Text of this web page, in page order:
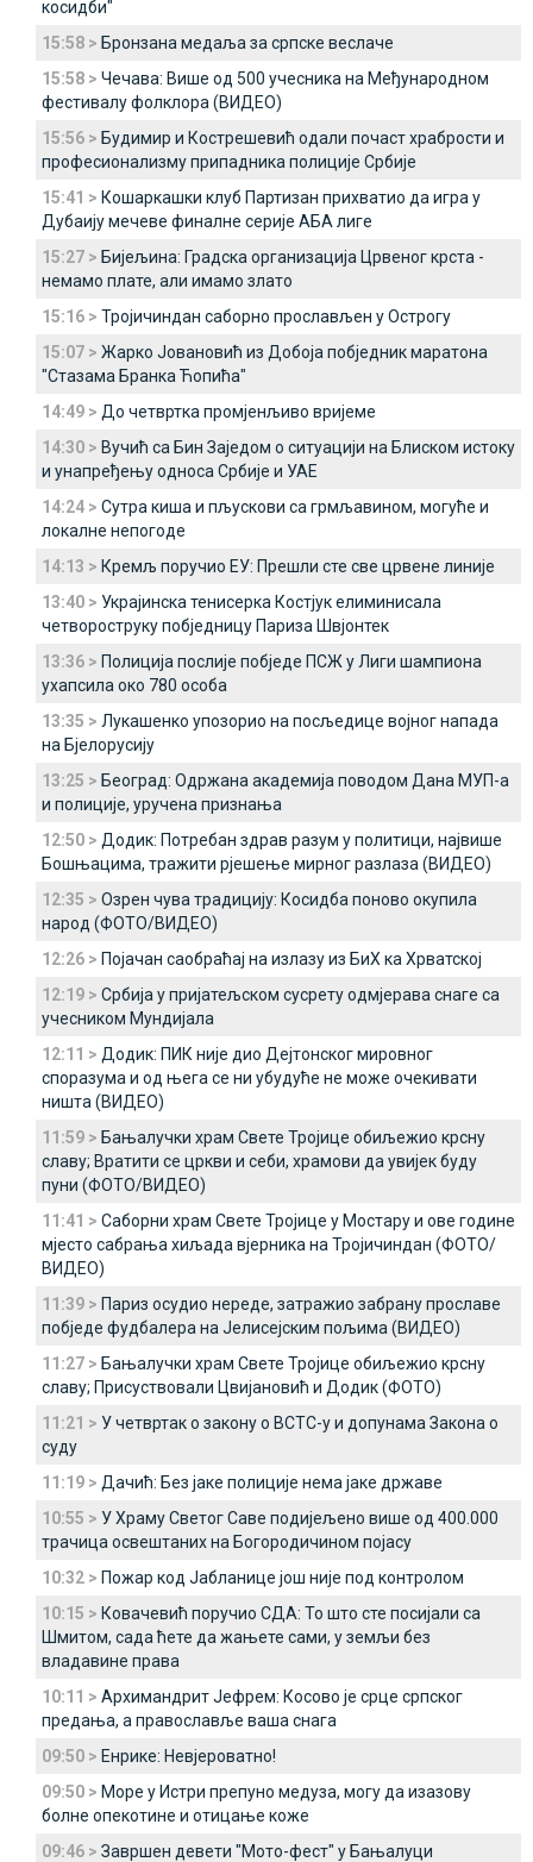
косидби"
15:58 > Бронзана медаља за српске веслаче
15:58 > Чечава: Више од 500 учесника на Међународном
фестивалу фолклора (ВИДЕО)
15:56 > Будимир и Кострешевић одали почаст храбрости и
професионализму припадника полиције Србије
15:41 > Кошаркашки клуб Партизан прихватио да игра у
Дубаију мечеве финалне серије АБА лиге
15:27 > Бијељина: Градска организација Црвеног крста -
немамо плате, али имамо злато
15:16 > Тројичиндан саборно прослављен у Oстрогу
15:07 > Жарко Јовановић из Добоја побједник маратона
"Стазама Бранка Ћопића"
14:49 > До четвртка промјенљиво вријеме
14:30 > Вучић са Бин Заједом о ситуацији на Блиском истоку
и унапређењу односа Србије и УАЕ
14:24 > Сутра киша и пљускови са грмљавином, могуће и
локалне непогоде
14:13 > Кремљ поручио ЕУ: Прешли сте све црвене линије
13:40 > Украјинска тенисерка Костјук елиминисала
четвороструку побjедницу Париза Швјонтек
13:36 > Полиција послије побједе ПСЖ у Лиги шампиона
ухапсила око 780 особа
13:35 > Лукашенко упозорио на посљедице војног напада
на Бјелорусију
13:25 > Београд: Одржана академија поводом Дана МУП-а
и полиције, уручена признања
12:50 > Додик: Потребан здрав разум у политици, највише
Бошњацима, тражити рјешење мирног разлаза (ВИДЕО)
12:35 > Озрен чува традицију: Косидба поново окупила
народ (ФОТО/ВИДЕО)
12:26 > Појачан саобраћај на излазу из БиХ ка Хрватској
12:19 > Србија у пријатељском сусрету одмјерава снаге са
учесником Мундијала
12:11 > Додик: ПИК није дио Дејтонског мировног
споразума и од њега се ни убудуће не може очекивати
ништа (ВИДЕО)
11:59 > Бањалучки храм Свете Тројице обиљежио крсну
славу; Вратити се цркви и себи, храмови да увијек буду
пуни (ФОТО/ВИДЕО)
11:41 > Саборни храм Свете Тројице у Мостару и ове године
мјесто сабрања хиљада вјерника на Тројичиндан (ФОТО/
ВИДЕО)
11:39 > Париз осудио нереде, затражио забрану прославе
побједе фудбалера на Јелисејским пољима (ВИДЕО)
11:27 > Бањалучки храм Свете Тројице обиљежио крсну
славу; Присуствовали Цвијановић и Додик (ФОТО)
11:21 > У четвртак о закону о ВСТС-у и допунама Закона о
суду
11:19 > Дачић: Без јаке полиције нема јаке државе
10:55 > У Храму Светог Саве подијељено више од 400.000
трачица освештаних на Богородичином појасу
10:32 > Пожар код Jабланице још није под контролом
10:15 > Ковачевић поручио СДА: То што сте посијали са
Шмитом, сада ћете да жањете сами, у земљи без
владавине права
10:11 > Архимандрит Јефрем: Косово је срце српског
предања, а православље ваша снага
09:50 > Енрике: Невјероватно!
09:50 > Море у Истри препуно медуза, могу да изазову
болне опекотине и отицање коже
09:46 > Завршен девети "Мото-фест" у Бањалуци